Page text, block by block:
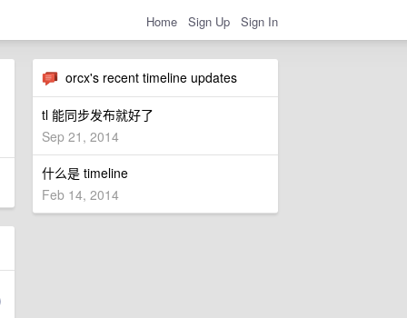
Home Sign Up Sign In
orcx's recent timeline updates
tl 能同步发布就好了
Sep 21, 2014
什么是 timeline
Feb 14, 2014